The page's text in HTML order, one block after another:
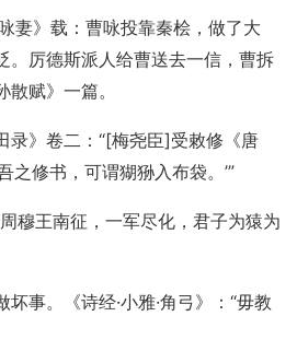
妻》载：曹咏投靠秦桧，做了大
。厉德斯派人给曹送去一信，曹拆
赋》一篇。
录》卷二：“[梅尧臣]受敕修《唐
之修书，可谓猢狲入布袋。’”
穆王南征，一军尽化，君子为猿为
事。《诗经·小雅·角弓》：“毋教